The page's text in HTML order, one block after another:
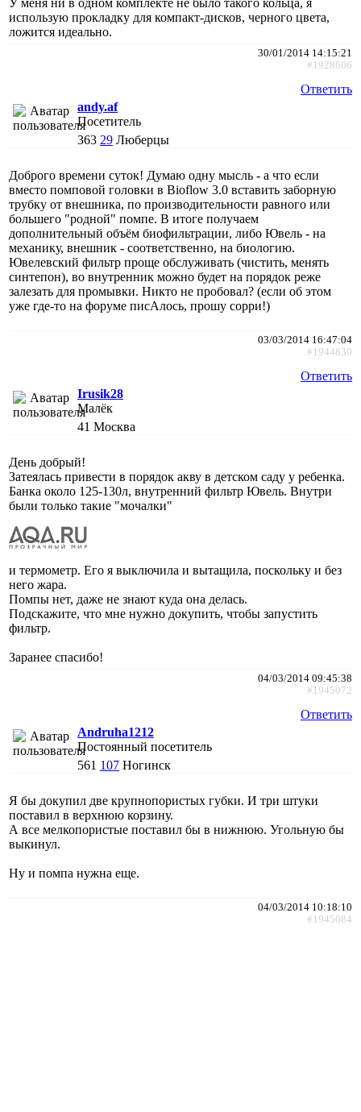
использую прокладку для компакт-дисков, черного цвета,
ложится идеально.
30/01/2014 14:15:21
#1928606
Ответить
andy.af
Посетитель
363 29 Люберцы
Доброго времени суток! Думаю одну мысль - а что если
вместо помповой головки в Bioflow 3.0 вставить заборную
трубку от внешника, по производительности равного или
большего "родной" помпе. В итоге получаем
дополнительный объём биофильтрации, либо Ювель - на
механику, внешник - соответственно, на биологию.
Ювелевский фильтр проще обслуживать (чистить, менять
синтепон), во внутренник можно будет на порядок реже
залезать для промывки. Никто не пробовал? (если об этом
уже где-то на форуме писАлось, прошу сорри!)
03/03/2014 16:47:04
#1944830
Ответить
Irusik28
Малёк
41 Москва
День добрый!
Затеялась привести в порядок акву в детском саду у ребенка.
Банка около 125-130л, внутренний фильтр Ювель. Внутри
были только такие "мочалки"
и термометр. Его я выключила и вытащила, поскольку и без
него жара.
Помпы нет, даже не знают куда она делась.
Подскажите, что мне нужно докупить, чтобы запустить
фильтр.
Заранее спасибо!
04/03/2014 09:45:38
#1945072
Ответить
Andruha1212
Постоянный посетитель
561 107 Ногинск
Я бы докупил две крупнопористых губки. И три штуки
поставил в верхнюю корзину.
А все мелкопористые поставил бы в нижнюю. Угольную бы
выкинул.
Ну и помпа нужна еще.
04/03/2014 10:18:10
#1945084